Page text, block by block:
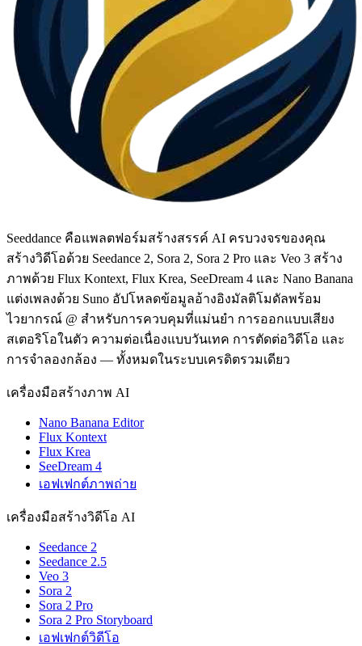
Seeddance คือแพลตฟอร์มสร้างสรรค์ AI ครบวงจรของคุณ
สร้างวิดีโอด้วย Seedance 2, Sora 2, Sora 2 Pro และ Veo 3 สร้าง
ภาพด้วย Flux Kontext, Flux Krea, SeeDream 4 และ Nano Banana
แต่งเพลงด้วย Suno อัปโหลดข้อมูลอ้างอิงมัลติโมดัลพร้อม
ไวยากรณ์ @ สำหรับการควบคุมที่แม่นยำ การออกแบบเสียง
สเตอริโอในตัว ความต่อเนื่องแบบวันเทค การตัดต่อวิดีโอ และ
การจำลองกล้อง — ทั้งหมดในระบบเครดิตรวมเดียว
เครื่องมือสร้างภาพ AI
Nano Banana Editor
Flux Kontext
Flux Krea
SeeDream 4
เอฟเฟกต์ภาพถ่าย
เครื่องมือสร้างวิดีโอ AI
Seedance 2
Seedance 2.5
Veo 3
Sora 2
Sora 2 Pro
Sora 2 Pro Storyboard
เอฟเฟกต์วิดีโอ